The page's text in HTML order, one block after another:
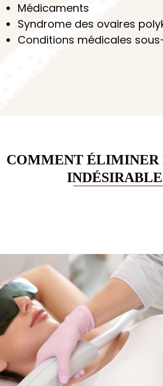
Médicaments
Syndrome des ovaires
Conditions médicales
COMMENT ÉLIMINER
the
left
and
right
arrow
keys
to